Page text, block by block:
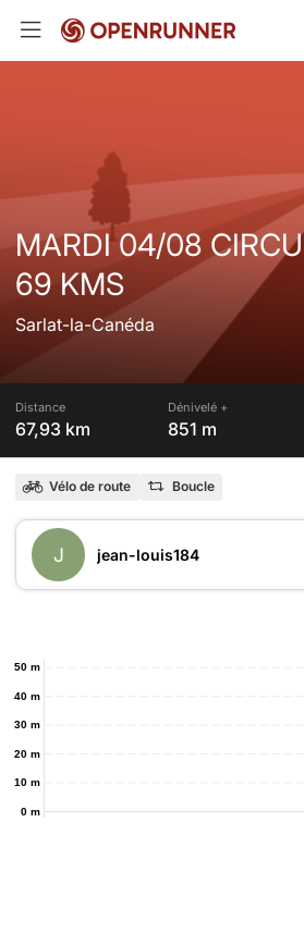
MARDI 04/08
69 KMS
Sarlat-la-Canéda
Distance
67,93 km
Dénivelé +
851 m
Vélo de route Boucle
J jean-louis184
0 m
10 m
20 m
30 m
40 m
50 m